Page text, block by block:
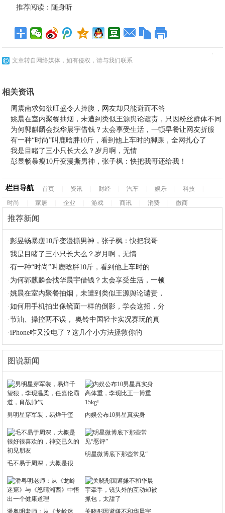
推荐阅读： 随身听
文章转自网络媒体，如有侵权，请与我们联系
相关资讯
周震南求知欲旺盛令人捧腹，网友却只能避而不答
姚晨在室内聚餐抽烟，未遭到类似王源舆论谴责，只因粉丝群体不同
为何郭麒麟会找华晨宇借钱？太会享受生活，一顿早餐让网友折服
有一种“时尚”叫鹿晗胖10斤，看到他上车时的脚踝，全网扎心了
我是目睹了三小只长大么？岁月啊，无情
彭昱畅暴瘦10斤变漫撕男神，张子枫：快把我哥还给我！
栏目导航 首页 资讯 财经 汽车 娱乐 科技
时尚
家居 企业 游戏 商讯 消费 微商
推荐新闻
·彭昱畅暴瘦10斤变漫撕男神，张子枫：快把我哥
·我是目睹了三小只长大么？岁月啊，无情
·有一种“时尚”叫鹿晗胖10斤，看到他上车时的
· 为何郭麒麟会找华晨宇借钱？太会享受生活，一顿
·姚晨在室内聚餐抽烟，未遭到类似王源舆论谴责，
·如何用手机拍出像镜面一样的倒影，学会这招，分
·节油、操控两不误， 奥铃中国轻卡实况赛玩的真
·iPhone咋又没电了？这几个小方法拯救你的
图说新闻
男明星穿军装，易烊千玺 内娱公布10男星真实身
毛不易于周深，大概是很
明星微博底下那些常见“
潘粤明老师：从《龙岭迷 关晓彤因避嫌不和华晨宇